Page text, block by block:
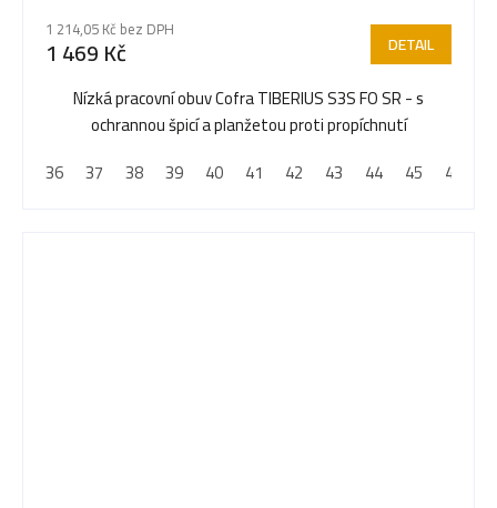
1 214,05 Kč bez DPH
1 469 Kč DETAIL
Nízká pracovní obuv Cofra TIBERIUS S3S FO SR - s
ochrannou špicí a planžetou proti propíchnutí
36
37 38 39 40 41 42 43 44 45 46